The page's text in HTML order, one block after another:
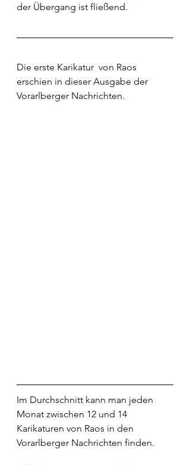
der Übergang ist fließend.
Die erste Karikatur  von Raos
erschien in dieser Ausgabe der
Vorarlberger Nachrichten.
Im Durchschnitt kann man jeden
Monat zwischen 12 und 14
Karikaturen von Raos in den
Vorarlberger Nachrichten finden.